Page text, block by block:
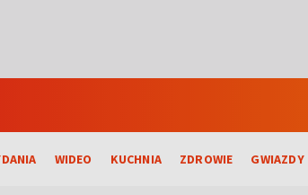
WIDEO KUCHNIA ZDROWIE GWIAZDY